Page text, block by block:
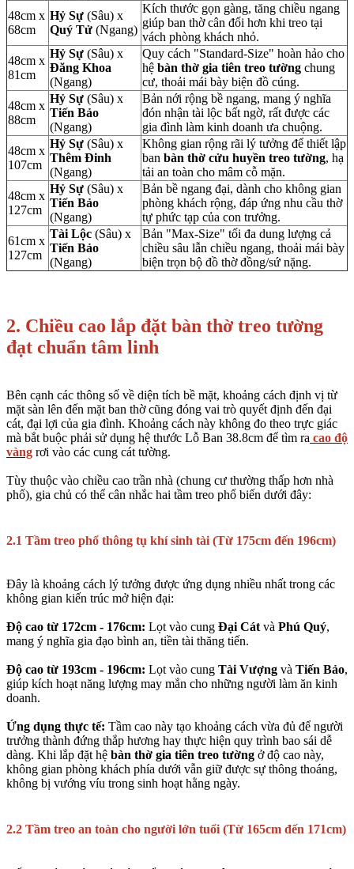
48cm x
68cm
Hỷ Sự (Sâu) x
Quý Tử (Ngang)
Kích thước gọn gàng, tăng chiều ngang
giúp ban thờ cân đối hơn khi treo tại
vách phòng khách nhỏ.
48cm x
81cm
Hỷ Sự (Sâu) x
Đăng Khoa
(Ngang)
Quy cách "Standard-Size" hoàn hảo cho
hệ bàn thờ gia tiên treo tường chung
cư, thoải mái bày biện đồ cúng.
48cm x
88cm
Hỷ Sự (Sâu) x
Tiến Bảo
(Ngang)
Bản nới rộng bề ngang, mang ý nghĩa
đón nhận tài lộc bất ngờ, rất được các
gia đình làm kinh doanh ưa chuộng.
48cm x
107cm
Hỷ Sự (Sâu) x
Thêm Đinh
(Ngang)
Không gian rộng rãi lý tưởng để thiết lập
ban bàn thờ cửu huyền treo tường, hạ
tải an toàn cho mâm cỗ mặn.
48cm x
127cm
Hỷ Sự (Sâu) x
Tiến Bảo
(Ngang)
Bản bề ngang đại, dành cho không gian
phòng khách rộng, đáp ứng nhu cầu thờ
tự phức tạp của con trưởng.
61cm x
127cm
Tài Lộc (Sâu) x
Tiến Bảo
(Ngang)
Bản "Max-Size" tối đa dung lượng cả
chiều sâu lẫn chiều ngang, thoải mái bày
biện trọn bộ đồ thờ đồng/sứ nặng.
2. Chiều cao lắp đặt bàn thờ treo tường
đạt chuẩn tâm linh
Bên cạnh các thông số về diện tích bề mặt, khoảng cách định vị từ
mặt sàn lên đến mặt ban thờ cũng đóng vai trò quyết định đến đại
cát, đại lợi của gia đình. Khoảng cách này không đo theo trực giác
mà bắt buộc phải sử dụng hệ thước Lỗ Ban 38.8cm để tìm ra cao độ
vàng rơi vào các cung cát tường.
Tùy thuộc vào chiều cao trần nhà (chung cư thường thấp hơn nhà
phố), gia chủ có thể cân nhắc hai tầm treo phổ biến dưới đây:
2.1 Tầm treo phổ thông tụ khí sinh tài (Từ 175cm đến 196cm)
Đây là khoảng cách lý tưởng được ứng dụng nhiều nhất trong các
không gian kiến trúc mở hiện đại:
Độ cao từ 172cm - 176cm: Lọt vào cung Đại Cát và Phú Quý,
mang ý nghĩa gia đạo bình an, tiền tài thăng tiến.
Độ cao từ 193cm - 196cm: Lọt vào cung Tài Vượng và Tiến Bảo,
giúp kích hoạt năng lượng may mắn cho những người làm ăn kinh
doanh.
Ứng dụng thực tế: Tầm cao này tạo khoảng cách vừa đủ để người
trưởng thành đứng thắp hương hay thực hiện quy trình bao sái dễ
dàng. Khi lắp đặt hệ bàn thờ gia tiên treo tường ở độ cao này,
không gian phòng khách phía dưới vẫn giữ được sự thông thoáng,
không bị vướng víu trong sinh hoạt hằng ngày.
2.2 Tầm treo an toàn cho người lớn tuổi (Từ 165cm đến 171cm)